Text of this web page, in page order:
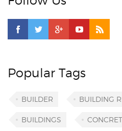
Popular Tags
BUILDER BUILDING
BUILDINGS